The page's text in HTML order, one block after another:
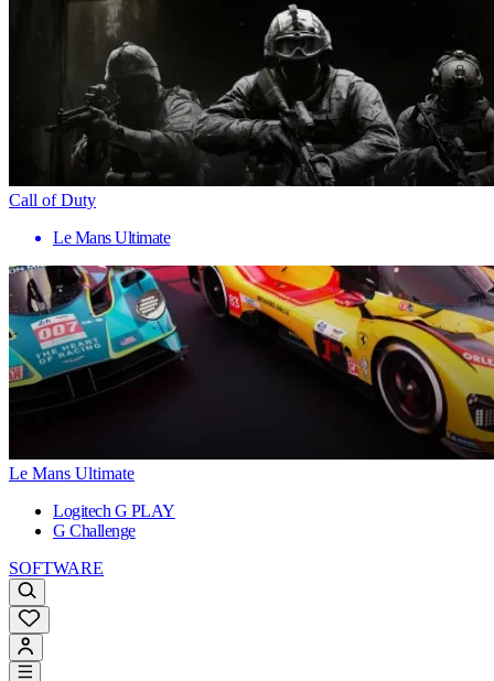
Call of Duty
Le Mans Ultimate
Le Mans Ultimate
Logitech G PLAY
G Challenge
SOFTWARE